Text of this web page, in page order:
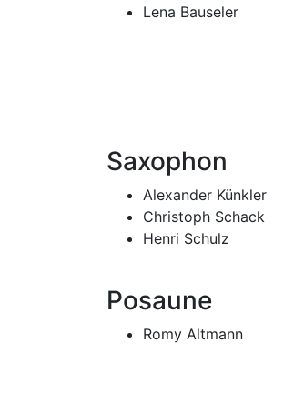
Lena Bauseler
Saxophon
Alexander Künkler
Christoph Schack
Henri Schulz
Posaune
Romy Altmann